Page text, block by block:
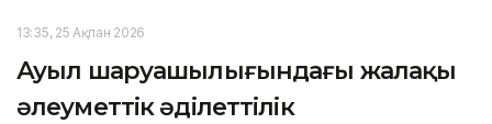
13:35, 25 Ақпан 2026
Ауыл шаруашылығындағы жалақы
әлеуметтік әділеттілік